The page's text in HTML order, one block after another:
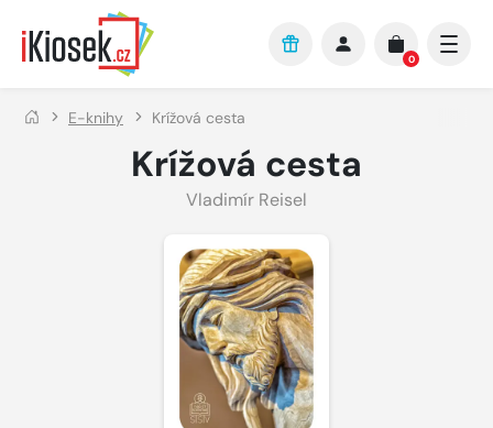
Přejít na hlavní obsah
0
E-knihy Krížová cesta
Krížová cesta
Vladimír Reisel